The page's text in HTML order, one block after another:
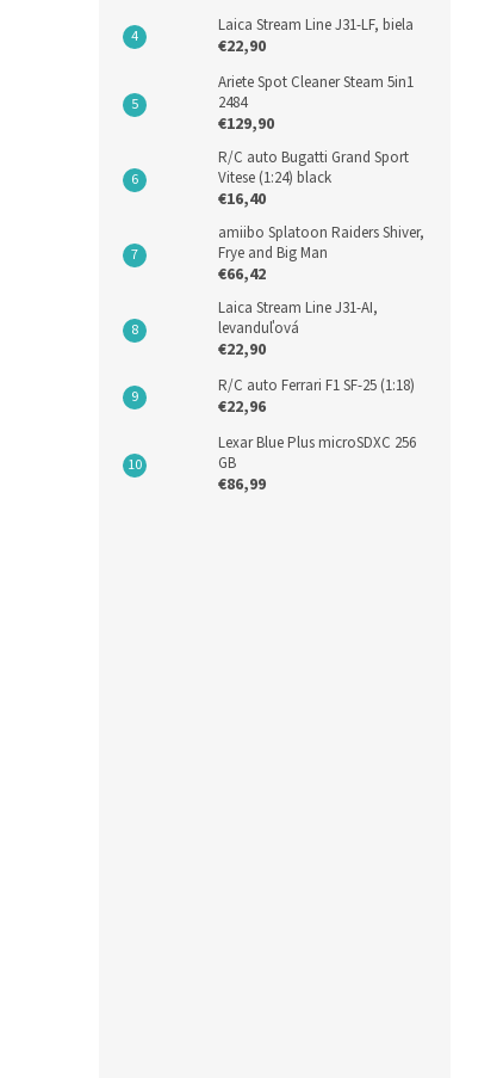
Laica Stream Line J31-LF, biela
€22,90
Ariete Spot Cleaner Steam 5in1
2484
€129,90
R/C auto Bugatti Grand Sport
Vitese (1:24) black
€16,40
amiibo Splatoon Raiders Shiver,
Frye and Big Man
€66,42
Laica Stream Line J31-AI,
levanduľová
€22,90
R/C auto Ferrari F1 SF-25 (1:18)
€22,96
Lexar Blue Plus microSDXC 256
GB
€86,99